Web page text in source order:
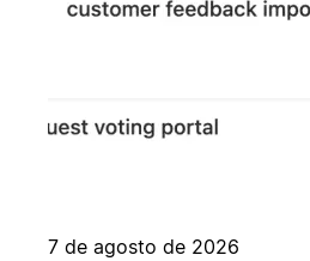
7 de agosto de 2026